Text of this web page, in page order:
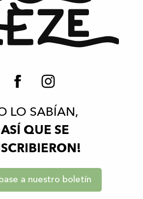
LO SABÍAN,
QUE SE
a nuestro boletín